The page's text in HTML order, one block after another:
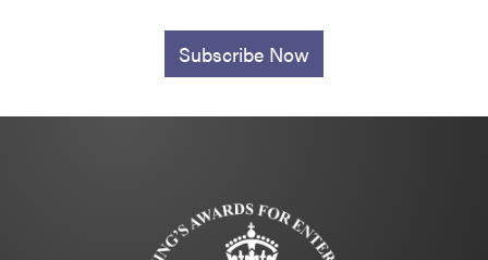
Subscribe Now